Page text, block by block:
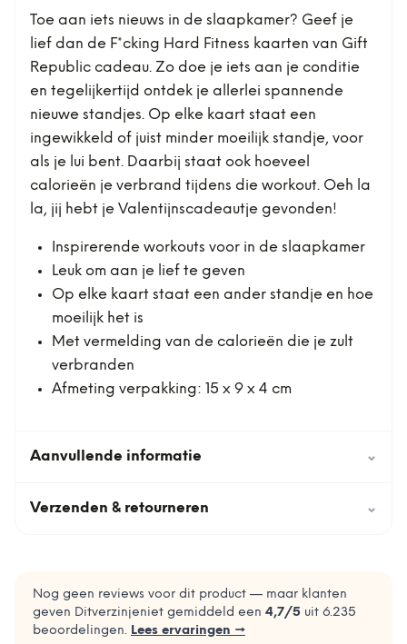
Toe aan iets nieuws in de slaapkamer? Geef je
lief dan de F*cking Hard Fitness kaarten van Gift
Republic cadeau. Zo doe je iets aan je conditie
en tegelijkertijd ontdek je allerlei spannende
nieuwe standjes. Op elke kaart staat een
ingewikkeld of juist minder moeilijk standje, voor
als je lui bent. Daarbij staat ook hoeveel
calorieën je verbrand tijdens die workout. Oeh la
la, jij hebt je Valentijnscadeautje gevonden!
Inspirerende workouts voor in de slaapkamer
Leuk om aan je lief te geven
Op elke kaart staat een ander standje en hoe
moeilijk het is
Met vermelding van de calorieën die je zult
verbranden
Afmeting verpakking: 15 x 9 x 4 cm
Aanvullende informatie ⌄
Verzenden & retourneren ⌄
Nog geen reviews voor dit product — maar klanten
geven Ditverzinjeniet gemiddeld een 4,7/5 uit 6.235
beoordelingen. Lees ervaringen →